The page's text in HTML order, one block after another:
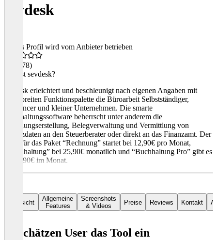
sevdesk
Dieses Profil wird vom Anbieter betrieben
(278)
Was ist sevdesk?
sevdesk erleichtert und beschleunigt nach eigenen Angaben mit
einer breiten Funktionspalette die Büroarbeit Selbstständiger,
Freelancer und kleiner Unternehmen. Die smarte
Buchhaltungssoftware beherrscht unter anderem die
Rechnungserstellung, Belegverwaltung und Vermittlung von
Finanzdaten an den Steuerberater oder direkt an das Finanzamt. Der
Preis für das Paket “Rechnung” startet bei 12,90€ pro Monat,
“Buchhaltung” bei 25,90€ monatlich und “Buchhaltung Pro” gibt es
ab 34,90€ im Monat.
Übersicht
Allgemeine
Features
Screenshots
& Videos
Preise Reviews Kontakt
So schätzen User das Tool ein